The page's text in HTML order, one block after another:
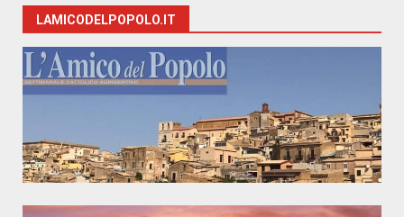
LAMICODELPOPOLO.IT